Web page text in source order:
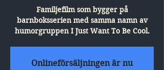
Familjefilm som bygger på
barnboksserien med samma namn av
humorgruppen I Just Want To Be Cool.
Onlineförsäljningen är nu